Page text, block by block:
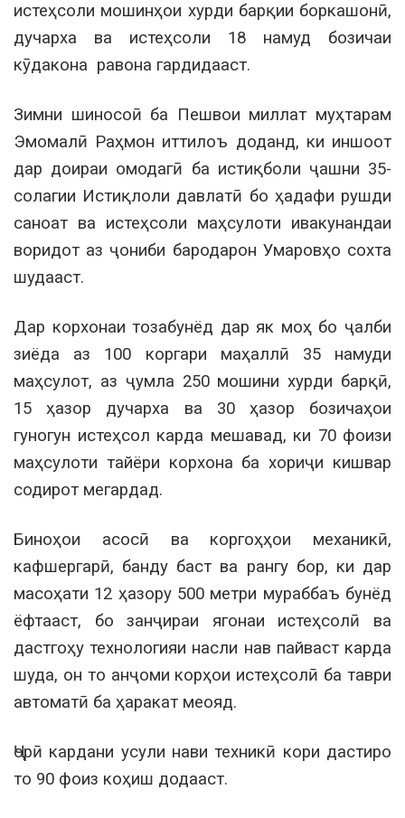
истеҳсоли мошинҳои хурди барқии боркашонӣ,
дучарха ва истеҳсоли 18 намуд бозичаи
кӯдакона равона гардидааст.
Зимни шиносоӣ ба Пешвои миллат муҳтарам
Эмомалӣ Раҳмон иттилоъ доданд, ки иншоот
дар доираи омодагӣ ба истиқболи ҷашни 35-
солагии Истиқлоли давлатӣ бо ҳадафи рушди
саноат ва истеҳсоли маҳсулоти ивакунандаи
воридот аз ҷониби бародарон Умаровҳо сохта
шудааст.
Дар корхонаи тозабунёд дар як моҳ бо ҷалби
зиёда аз 100 коргари маҳаллӣ 35 намуди
маҳсулот, аз ҷумла 250 мошини хурди барқӣ,
15 ҳазор дучарха ва 30 ҳазор бозичаҳои
гуногун истеҳсол карда мешавад, ки 70 фоизи
маҳсулоти тайёри корхона ба хориҷи кишвар
содирот мегардад.
Биноҳои асосӣ ва коргоҳҳои механикӣ,
кафшергарӣ, банду баст ва рангу бор, ки дар
масоҳати 12 ҳазору 500 метри мураббаъ бунёд
ёфтааст, бо занҷираи ягонаи истеҳсолӣ ва
дастгоҳу технологияи насли нав пайваст карда
шуда, он то анҷоми корҳои истеҳсолӣ ба таври
автоматӣ ба ҳаракат меояд.
Ҷорӣ кардани усули нави техникӣ кори дастиро
то 90 фоиз коҳиш додааст.